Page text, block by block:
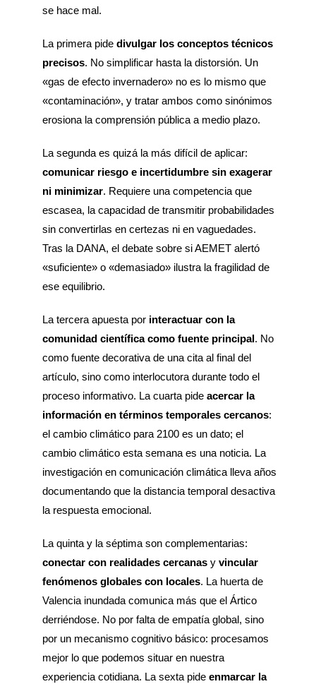
se hace mal.
La primera pide divulgar los conceptos técnicos
precisos. No simplificar hasta la distorsión. Un
«gas de efecto invernadero» no es lo mismo que
«contaminación», y tratar ambos como sinónimos
erosiona la comprensión pública a medio plazo.
La segunda es quizá la más difícil de aplicar:
comunicar riesgo e incertidumbre sin exagerar
ni minimizar. Requiere una competencia que
escasea, la capacidad de transmitir probabilidades
sin convertirlas en certezas ni en vaguedades.
Tras la DANA, el debate sobre si AEMET alertó
«suficiente» o «demasiado» ilustra la fragilidad de
ese equilibrio.
La tercera apuesta por interactuar con la
comunidad científica como fuente principal. No
como fuente decorativa de una cita al final del
artículo, sino como interlocutora durante todo el
proceso informativo. La cuarta pide acercar la
información en términos temporales cercanos:
el cambio climático para 2100 es un dato; el
cambio climático esta semana es una noticia. La
investigación en comunicación climática lleva años
documentando que la distancia temporal desactiva
la respuesta emocional.
La quinta y la séptima son complementarias:
conectar con realidades cercanasy vincular
fenómenos globales con locales. La huerta de
Valencia inundada comunica más que el Ártico
derriéndose. No por falta de empatía global, sino
por un mecanismo cognitivo básico: procesamos
mejor lo que podemos situar en nuestra
experiencia cotidiana. La sexta pide enmarcar la